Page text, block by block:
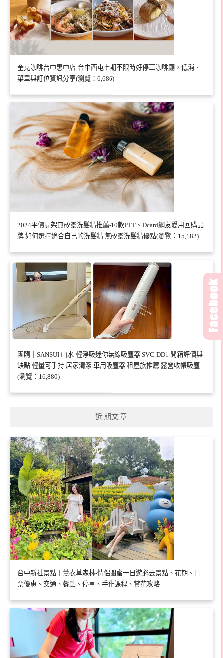
奎克咖啡台中惠中店-台中西屯七期不限時好停車咖啡廳，低消、
菜單與訂位資訊分享(瀏覽：6,686)
2024平價開架無矽靈洗髮精推薦-10款PTT、Dcard網友愛用回購品
牌 如何選擇適合自己的洗髮精 無矽靈洗髮精優點(瀏覽：15,182)
團購｜SANSUI 山水-輕淨吸迷你無線吸塵器 SVC-DD1 開箱評價與
缺點 輕量可手持 居家清潔 車用吸塵器 租屋族推薦 露營收帳吸塵
(瀏覽：16,880)
近期文章
台中新社景點｜薰衣草森林-情侶閨蜜一日遊必去景點、花期、門
票優惠、交通、餐點、停車、手作課程、賞花攻略